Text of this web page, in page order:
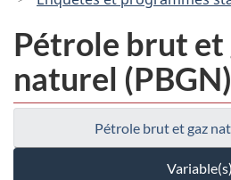
Pétrole brut et
naturel (PBGN)
Pétrole brut et gaz
Variable(s)